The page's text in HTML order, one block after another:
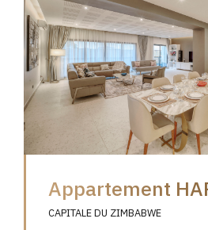
Appartement
CAPITALE DU ZIMBABWE